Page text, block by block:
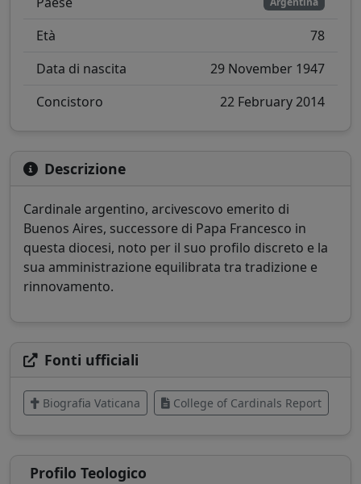
Età
78
Data di nascita
29 November 1947
Concistoro
22 February 2014
Descrizione
Cardinale argentino, arcivescovo emerito di
Buenos Aires, successore di Papa Francesco in
questa diocesi, noto per il suo profilo discreto e la
sua amministrazione equilibrata tra tradizione e
rinnovamento.
Fonti ufficiali
Biografia Vaticana College of Cardinals Report
Profilo Teologico